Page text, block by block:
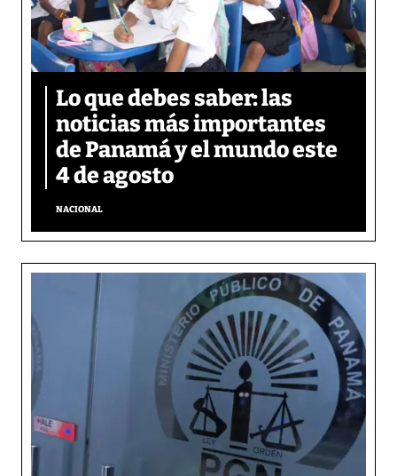
Lo que debes saber: las
noticias más importantes
de Panamá y el mundo este
4 de agosto
NACIONAL